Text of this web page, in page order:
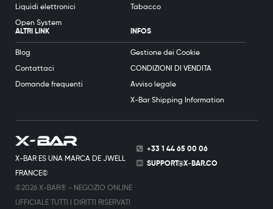
X-BAR ES UNA MARCA DE JWELL
FRANCE©
©2026 X-BAR® - NEGOZIO ONLINE
UFFICIALE TUTTI I DIRITTI RISERVATI
+33 1 44 65 00 06
SUPPORT@X-BAR.CO
Liquidi elettronici
Open System
Tabacco
ALTRI LINK
Blog
Contattaci
Domande frequenti
INFOS
Gestione dei Cookie
CONDIZIONI DI VENDITA
Avviso legale
X-Bar Shipping Information